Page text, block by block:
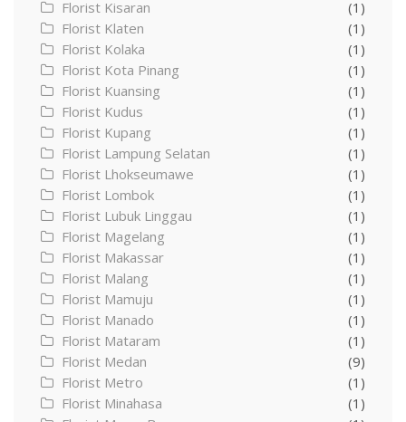
Florist Kisaran
(1)
Florist Klaten
(1)
Florist Kolaka
(1)
Florist Kota Pinang
(1)
Florist Kuansing
(1)
Florist Kudus
(1)
Florist Kupang
(1)
Florist Lampung Selatan
(1)
Florist Lhokseumawe
(1)
Florist Lombok
(1)
Florist Lubuk Linggau
(1)
Florist Magelang
(1)
Florist Makassar
(1)
Florist Malang
(1)
Florist Mamuju
(1)
Florist Manado
(1)
Florist Mataram
(1)
Florist Medan
(9)
Florist Metro
(1)
Florist Minahasa
(1)